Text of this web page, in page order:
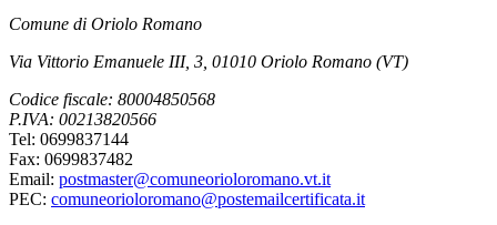
Comune di Oriolo Romano
Via Vittorio Emanuele III, 3, 01010 Oriolo Romano (VT)
Codice fiscale: 80004850568
P.IVA: 00213820566
Tel: 0699837144
Fax: 0699837482
Email: postmaster@comuneorioloromano.vt.it
PEC: comuneorioloromano@postemailcertificata.it